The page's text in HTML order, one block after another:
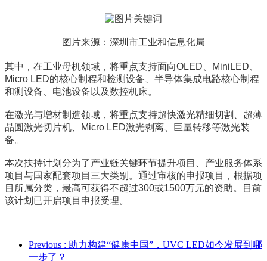
图片来源：深圳市工业和信息化局
其中，在工业母机领域，将重点支持面向OLED、MiniLED、
Micro LED的核心制程和检测设备、半导体集成电路核心制程
和测设备、电池设备以及数控机床。
在激光与增材制造领域，将重点支持超快激光精细切割、超薄
晶圆激光切片机、Micro LED激光剥离、巨量转移等激光装
备。
本次扶持计划分为了产业链关键环节提升项目、产业服务体系
项目与国家配套项目三大类别。通过审核的申报项目，根据项
目所属分类，最高可获得不超过300或1500万元的资助。目前
该计划已开启项目申报受理。
Previous : 助力构建“健康中国”，UVC LED如今发展到哪
一步了？